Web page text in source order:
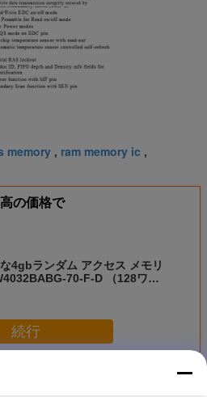
memory , ram memory ic ,
の価格で
4gbランダム アクセス メモリ
70-F-D （128ワー
続行
プ